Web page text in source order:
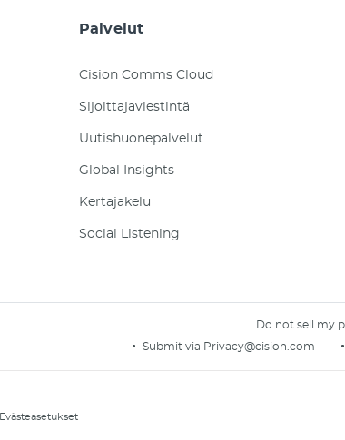
Palvelut
Cision Comms Cloud
Sijoittajaviestintä
Uutishuonepalvelut
Global Insights
Kertajakelu
Social Listening
Do not sell my
Submit via Privacy@cision.com
Evästeasetukset